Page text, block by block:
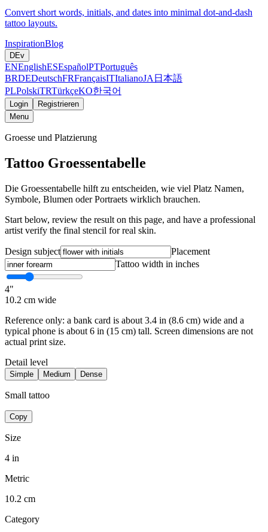
Convert short words, initials, and dates into minimal dot-and-dash
tattoo layouts.
InspirationBlog
DEv
ENEnglishESEspañolPTPortuguês
BRDEDeutschFRFrançaisITItalianoJA 日本語
PLPolskiTRTürkçeKO한국어
Login
Registrieren
Menu
Groesse und Platzierung
Tattoo Groessentabelle
Die Groessentabelle hilft zu entscheiden, wie viel Platz Namen,
Symbole, Blumen oder Portraets wirklich brauchen.
Start below, review the result on this page, and have a professional
artist verify the final stencil for real skin.
Design subject
Placement
Tattoo width in inches
4"
10.2 cm wide
Reference only: a bank card is about 3.4 in (8.6 cm) wide and a
typical phone is about 6 in (15 cm) tall. Screen dimensions are not
actual print size.
Detail level
Simple Medium Dense
Small tattoo
Copy
Size
4 in
Metric
10.2 cm
Category